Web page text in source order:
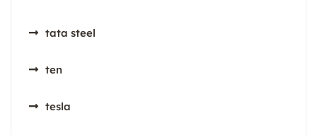
tata steel
ten
tesla